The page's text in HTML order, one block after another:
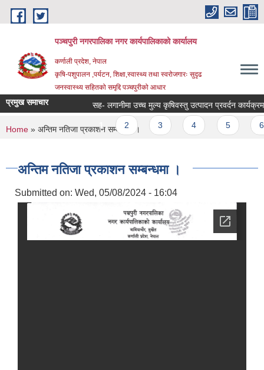
Skip to main content
पञ्चपुरी नगरपालिका नगर कार्यपालिकाको कार्यालय
कर्णाली प्रदेश, नेपाल
कृषि-पशुपालन ,पर्यटन, शिक्षा,स्वास्थ्य तथा स्वरोजगारः सुदृढ
जनस्वास्थ्य सहितको समृद्दि पञ्चपुरीको आधार
प्रमुख समाचार सह- लगानीमा उच्च मुल्य कृषिवस्तु उत्पादन प्रवर्दन कार्यक्रममा
Pages
1 2
You are here
Home » अन्तिम नतिजा प्रकाशन सम्बन्धमा ।
अन्तिम नतिजा प्रकाशन सम्बन्धमा ।
Submitted on: Wed, 05/08/2024 - 16:04